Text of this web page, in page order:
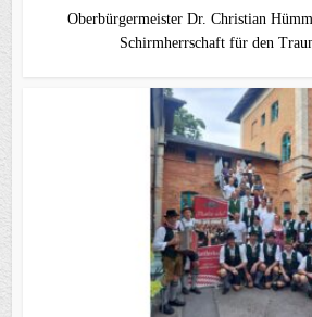
Oberbürgermeister Dr. Christian
Schirmherrschaft für den